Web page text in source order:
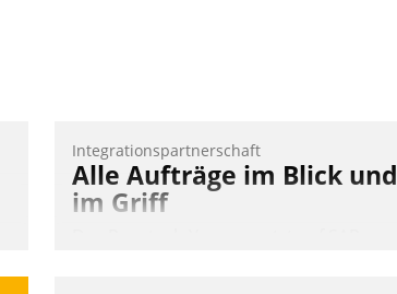
Integrationspartnerschaft
Alle Aufträge im Blick und
im Griff